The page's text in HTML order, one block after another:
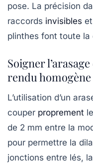
pose. La précision
raccords invisibles
plinthes font toute la
Soigner
rendu homogène
L’utilisation d’un
couper proprement
de 2 mm entre la
pour permettre la
jonctions entre lés,